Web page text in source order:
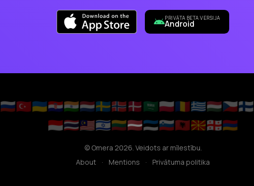
PRIVĀTA BETA VERSIJA
Android
🇷🇺🇹🇷🇺🇦🇭🇷🇮🇳🇳🇱🇸🇪🇳🇴🇩🇰🇸🇦🇵🇱🇷🇴🇬🇷🇭🇺🇨🇿🇫🇮
🇮🇩🇹🇭🇲🇾🇮🇱🇱🇹🇱🇻🇪🇪🇸🇮🇦🇱🇲🇰🇬🇪🇦🇲
© Omera 2026. Veidots ar mīlestību.
About
· Mentions · Privātuma politika